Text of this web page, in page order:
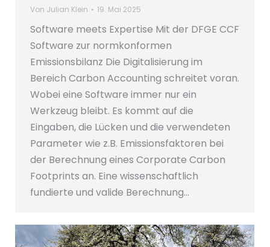
Von Julian Klein 19. Mai 2025
Software meets Expertise Mit der DFGE CCF
Software zur normkonformen
Emissionsbilanz Die Digitalisierung im
Bereich Carbon Accounting schreitet voran.
Wobei eine Software immer nur ein
Werkzeug bleibt. Es kommt auf die
Eingaben, die Lücken und die verwendeten
Parameter wie z.B. Emissionsfaktoren bei
der Berechnung eines Corporate Carbon
Footprints an. Eine wissenschaftlich
fundierte und valide Berechnung…